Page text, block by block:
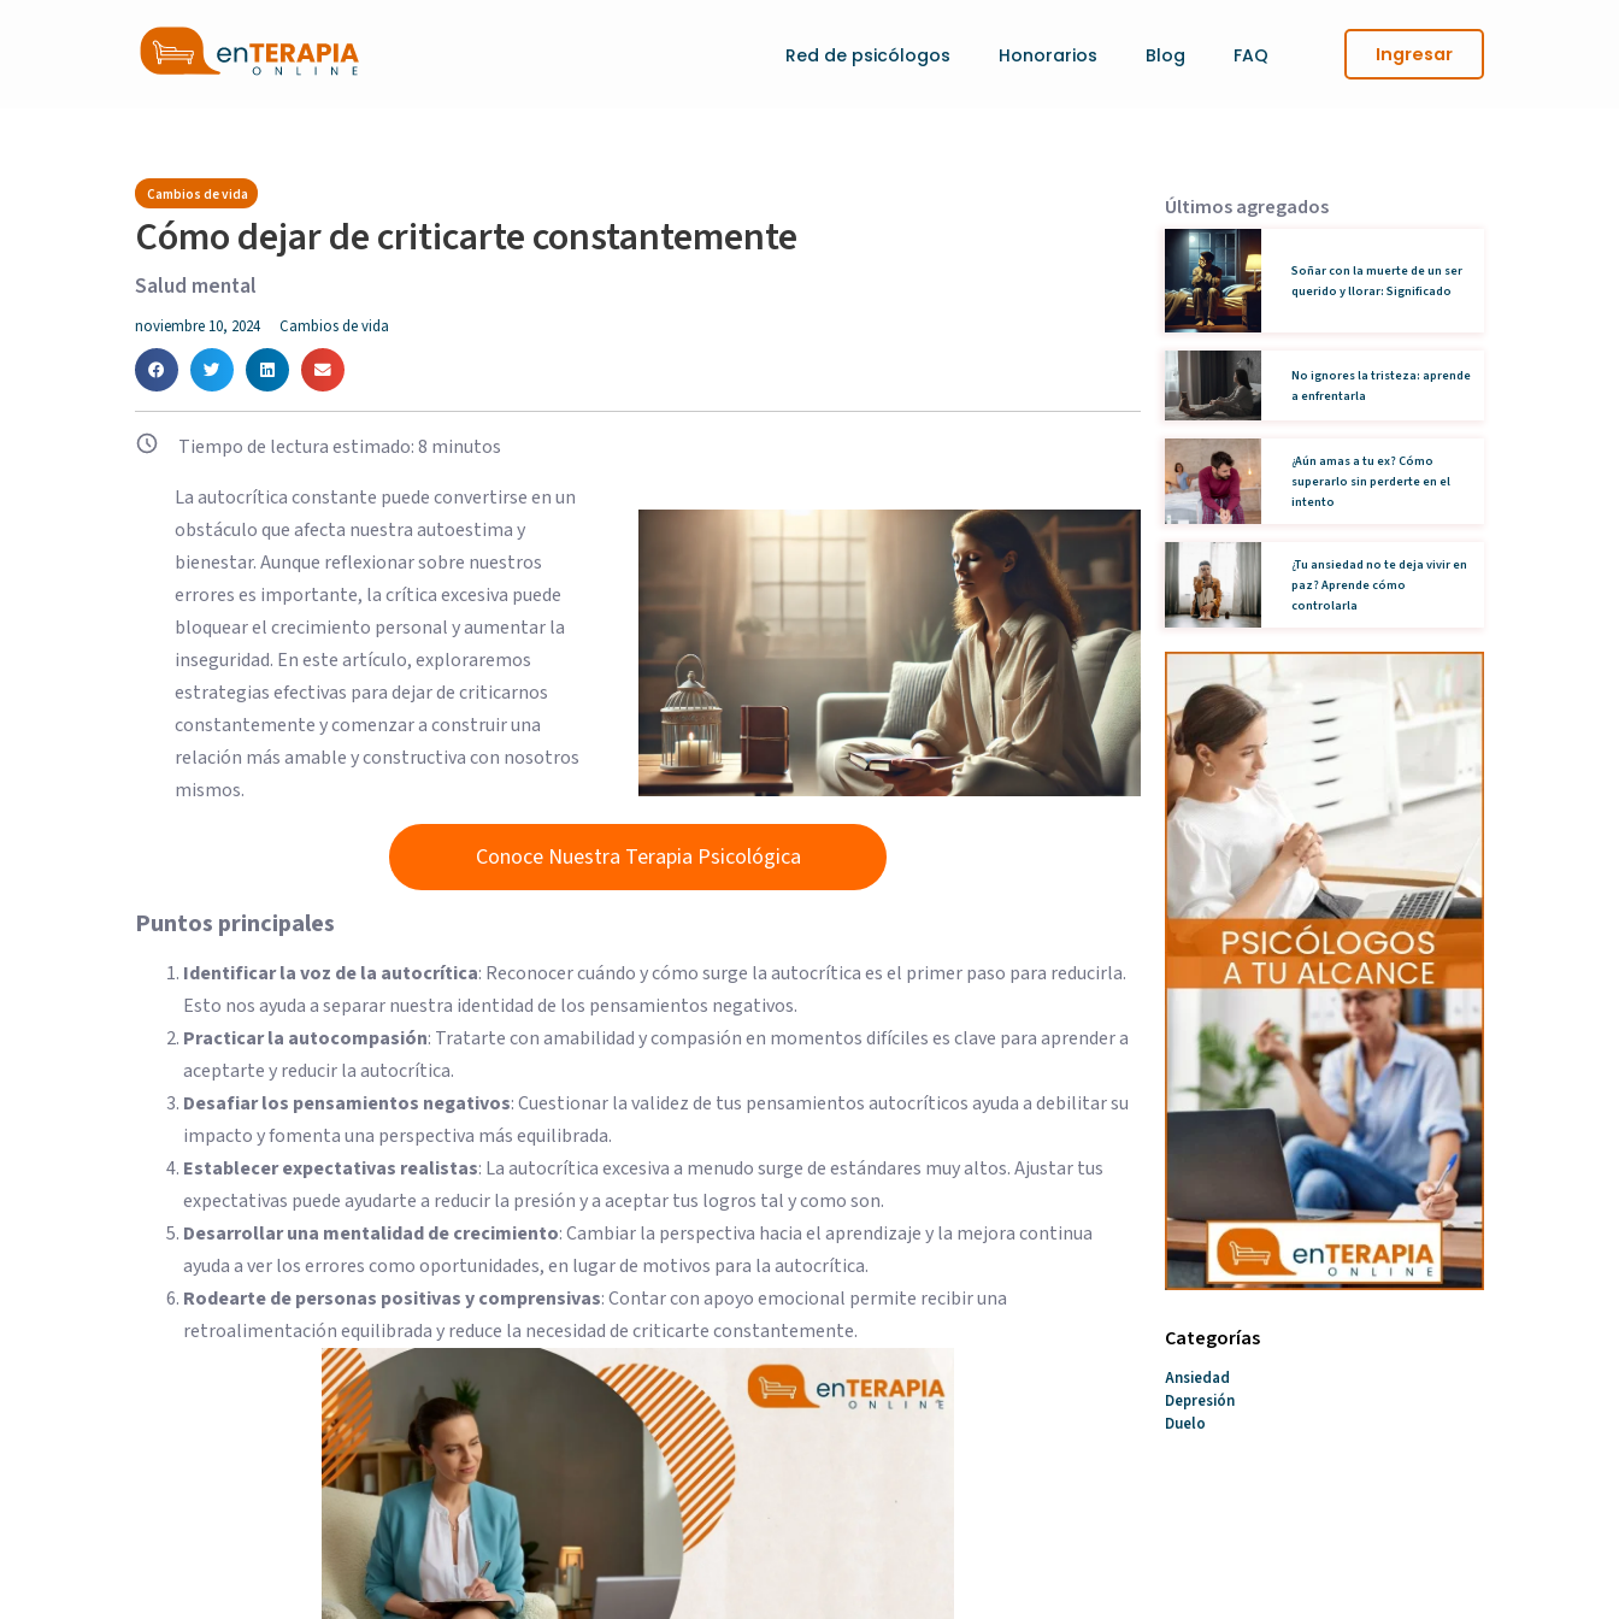
Red de psicólogos Honorarios Blog FAQ Ingresar
Cambios de vida
Cómo dejar de criticarte constantemente
Salud mental
noviembre 10, 2024 Cambios de vida
Tiempo de lectura estimado:8 minutos
La autocrítica constante puede convertirse en un
obstáculo que afecta nuestra autoestima y
bienestar. Aunque reflexionar sobre nuestros
errores es importante, la crítica excesiva puede
bloquear el crecimiento personal y aumentar la
inseguridad. En este artículo, exploraremos
estrategias efectivas para dejar de criticarnos
constantemente y comenzar a construir una
relación más amable y constructiva con nosotros
mismos.
Conoce Nuestra Terapia Psicológica
Puntos principales
Identificar la voz de la autocrítica: Reconocer cuándo y cómo surge la autocrítica es el primer paso para reducirla.
Esto nos ayuda a separar nuestra identidad de los pensamientos negativos.
Practicar la autocompasión: Tratarte con amabilidad y compasión en momentos difíciles es clave para aprender a
aceptarte y reducir la autocrítica.
Desafiar los pensamientos negativos: Cuestionar la validez de tus pensamientos autocríticos ayuda a debilitar su
impacto y fomenta una perspectiva más equilibrada.
Establecer expectativas realistas: La autocrítica excesiva a menudo surge de estándares muy altos. Ajustar tus
expectativas puede ayudarte a reducir la presión y a aceptar tus logros tal y como son.
Desarrollar una mentalidad de crecimiento: Cambiar la perspectiva hacia el aprendizaje y la mejora continua
ayuda a ver los errores como oportunidades, en lugar de motivos para la autocrítica.
Rodearte de personas positivas y comprensivas: Contar con apoyo emocional permite recibir una
retroalimentación equilibrada y reduce la necesidad de criticarte constantemente.
Últimos agregados
Soñar con la muerte de un ser
querido y llorar: Significado
No ignores la tristeza: aprende
a enfrentarla
¿Aún amas a tu ex? Cómo
superarlo sin perderte en el
intento
¿Tu ansiedad no te deja vivir en
paz? Aprende cómo
controlarla
Categorías
Ansiedad
Depresión
Duelo